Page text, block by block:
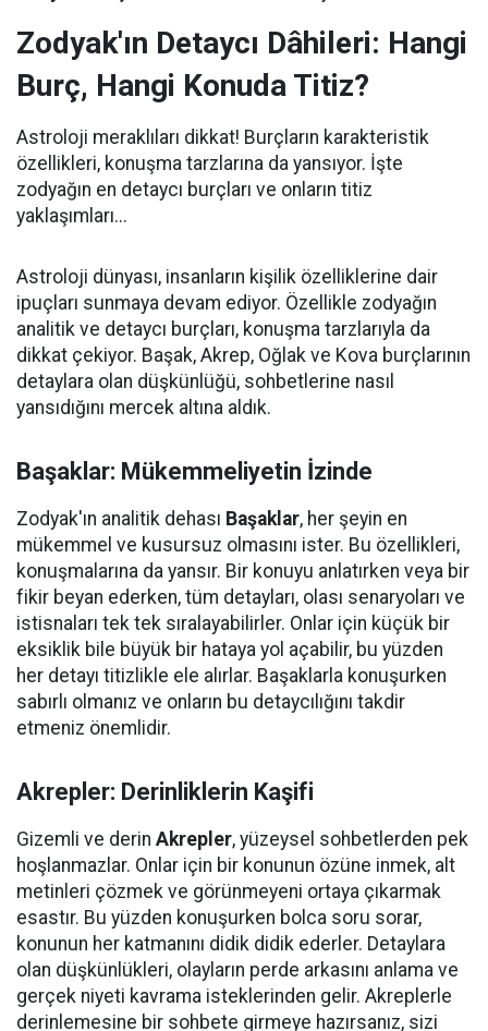
Zodyak'ın Detaycı Dâhileri: Hangi
Burç, Hangi Konuda Titiz?
Astroloji meraklıları dikkat! Burçların karakteristik
özellikleri, konuşma tarzlarına da yansıyor. İşte
zodyağın en detaycı burçları ve onların titiz
yaklaşımları...
Astroloji dünyası, insanların kişilik özelliklerine dair
ipuçları sunmaya devam ediyor. Özellikle zodyağın
analitik ve detaycı burçları, konuşma tarzlarıyla da
dikkat çekiyor. Başak, Akrep, Oğlak ve Kova burçlarının
detaylara olan düşkünlüğü, sohbetlerine nasıl
yansıdığını mercek altına aldık.
Başaklar: Mükemmeliyetin İzinde
Zodyak'ın analitik dehası Başaklar, her şeyin en
mükemmel ve kusursuz olmasını ister. Bu özellikleri,
konuşmalarına da yansır. Bir konuyu anlatırken veya bir
fikir beyan ederken, tüm detayları, olası senaryoları ve
istisnaları tek tek sıralayabilirler. Onlar için küçük bir
eksiklik bile büyük bir hataya yol açabilir, bu yüzden
her detayı titizlikle ele alırlar. Başaklarla konuşurken
sabırlı olmanız ve onların bu detaycılığını takdir
etmeniz önemlidir.
Akrepler: Derinliklerin Kaşifi
Gizemli ve derin Akrepler, yüzeysel sohbetlerden pek
hoşlanmazlar. Onlar için bir konunun özüne inmek, alt
metinleri çözmek ve görünmeyeni ortaya çıkarmak
esastır. Bu yüzden konuşurken bolca soru sorar,
konunun her katmanını didik didik ederler. Detaylara
olan düşkünlükleri, olayların perde arkasını anlama ve
gerçek niyeti kavrama isteklerinden gelir. Akreplerle
derinlemesine bir sohbete girmeye hazırsanız, sizi